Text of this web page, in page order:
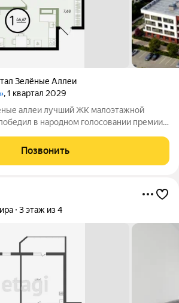
Зелёные Аллеи
, 1 квартал 2029
ЖК малоэтажной
в народном голосовании премии
в Тюмени, предлагающий европейский
в
Позвонить
3 этаж из 4